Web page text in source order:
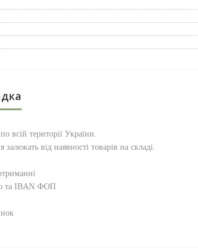
всій території України.
від наявності товарів на складі.
та IBAN ФОП